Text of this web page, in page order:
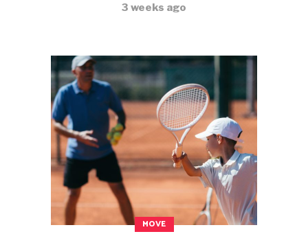
3 weeks ago
MOVE